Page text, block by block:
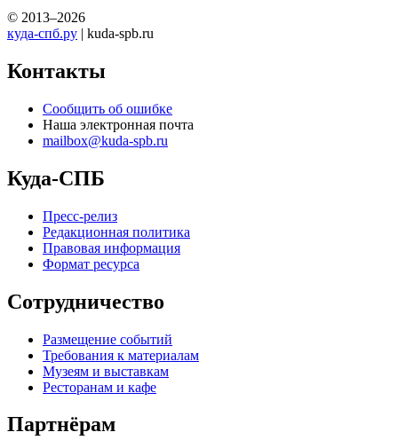
© 2013–2026
куда-спб.ру | kuda-spb.ru
Контакты
Сообщить об ошибке
Наша электронная почта
mailbox@kuda-spb.ru
Куда-СПБ
Пресс-релиз
Редакционная политика
Правовая информация
Формат ресурса
Сотрудничество
Размещение событий
Требования к материалам
Музеям и выставкам
Ресторанам и кафе
Партнёрам